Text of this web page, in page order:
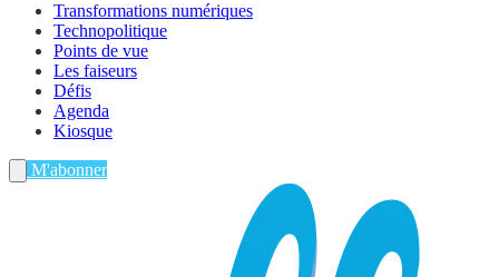
Transformations numériques
Technopolitique
Points de vue
Les faiseurs
Défis
Agenda
Kiosque
M'abonner